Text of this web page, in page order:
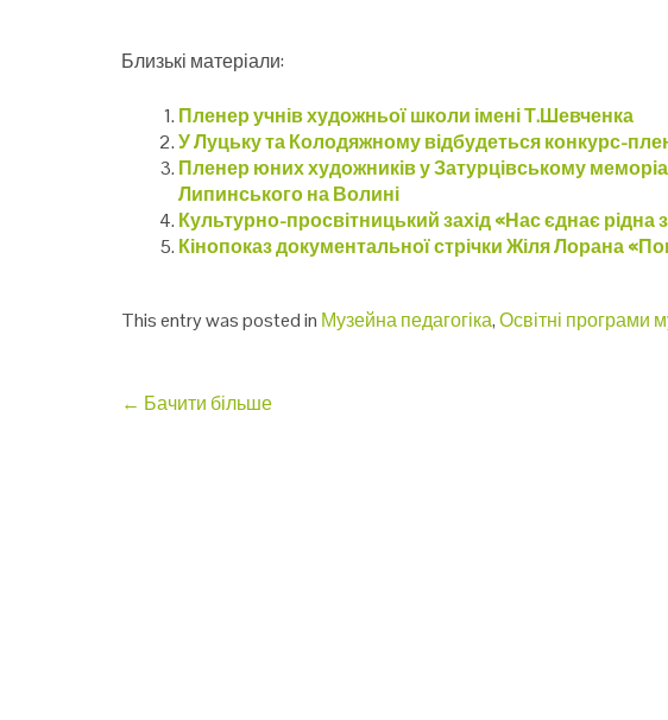
Близькі матеріали:
Пленер учнів художньої школи імені Т.Шевченка
У Луцьку та Колодяжному відбудеться конкурс-
Пленер юних художників у Затурцівському
Липинського на Волині
Культурно-просвітницький захід «Нас єднає рідна
Кінопоказ документальної стрічки Жіля Лорана
This entry was posted in Музейна педагогіка,Освітні програми
Post
← Бачити більше